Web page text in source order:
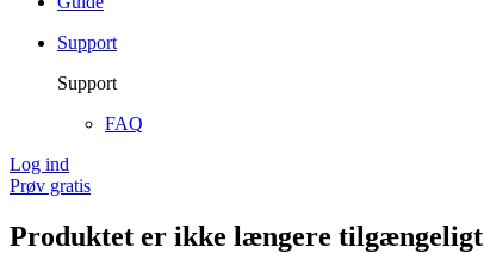
Support
Support
FAQ
Log ind
Prøv gratis
Produktet er ikke længere tilgængeligt